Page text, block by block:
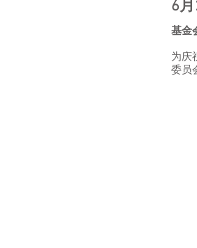
6
基金
为庆
委员